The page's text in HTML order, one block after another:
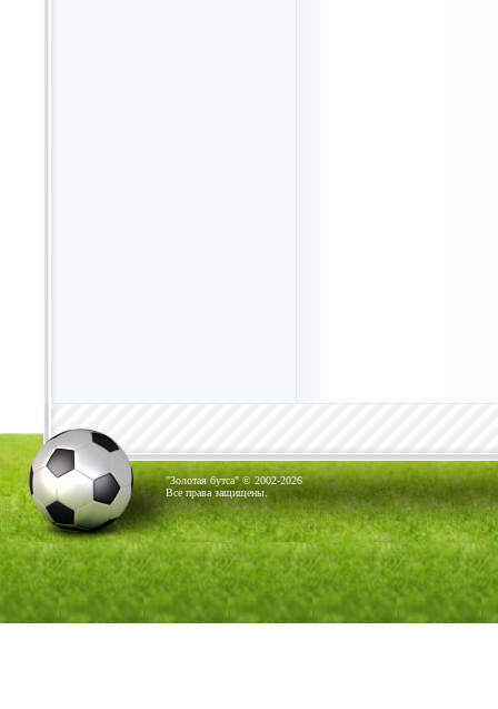
"Золотая бутса" © 2002-2026
Все права защищены.